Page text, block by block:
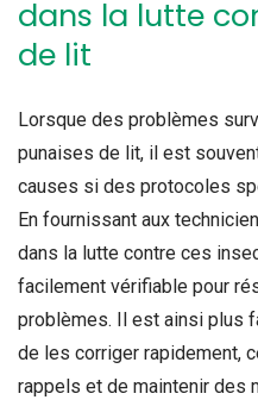
dans la lutte
de lit
Lorsque des problèmes
punaises de lit, il est
causes si des protocoles
En fournissant aux
dans la lutte contre ces
facilement vérifiable pour
problèmes. Il est ainsi plus
de les corriger rapidement,
rappels et de maintenir des